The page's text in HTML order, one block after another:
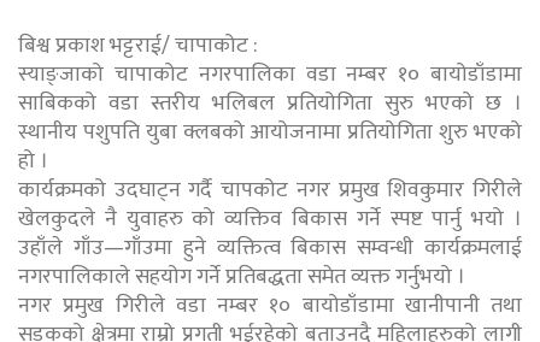
बिश्व प्रकाश भट्टराई/ चापाकोट :
स्याङ्जाको चापाकोट नगरपालिका वडा नम्बर १० बायोडाँडामा
साबिकको वडा स्तरीय भलिबल प्रतियोगिता सुरु भएको छ ।
स्थानीय पशुपति युबा क्लबको आयोजनामा प्रतियोगिता शुरु भएको
हो ।
कार्यक्रमको उदघाट्न गर्दै चापकोट नगर प्रमुख शिवकुमार गिरीले
खेलकुदले नै युवाहरु को व्यक्तिव बिकास गर्ने स्पष्ट पार्नु भयो ।
उहाँले गाँउ—गाँउमा हुने व्यक्तित्व बिकास सम्वन्धी कार्यक्रमलाई
नगरपालिकाले सहयोग गर्ने प्रतिबद्धता समेत व्यक्त गर्नुभयो ।
नगर प्रमुख गिरीले वडा नम्बर १० बायोडाँडामा खानीपानी तथा
सडकको क्षेत्रमा राम्रो प्रगती भईरहेको बताउनदै महिलाहरुको लागी